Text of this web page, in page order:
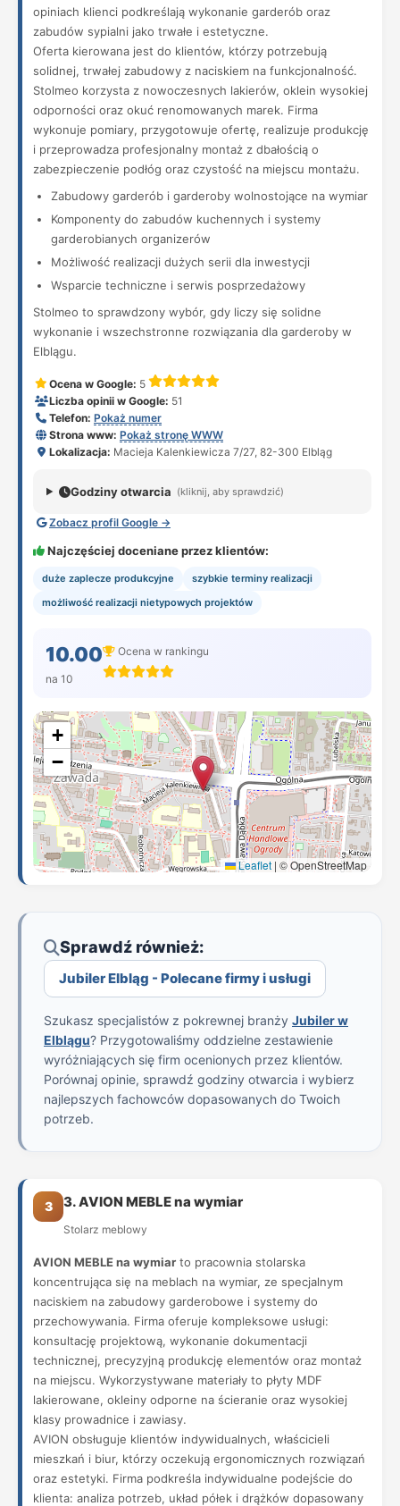
opiniach klienci podkreślają wykonanie garderób oraz
zabudów sypialni jako trwałe i estetyczne.
Oferta kierowana jest do klientów, którzy potrzebują
solidnej, trwałej zabudowy z naciskiem na funkcjonalność.
Stolmeo korzysta z nowoczesnych lakierów, oklein wysokiej
odporności oraz okuć renomowanych marek. Firma
wykonuje pomiary, przygotowuje ofertę, realizuje produkcję
i przeprowadza profesjonalny montaż z dbałością o
zabezpieczenie podłóg oraz czystość na miejscu montażu.
Zabudowy garderób i garderoby wolnostojące na wymiar
Komponenty do zabudów kuchennych i systemy
garderobianych organizerów
Możliwość realizacji dużych serii dla inwestycji
Wsparcie techniczne i serwis posprzedażowy
Stolmeo to sprawdzony wybór, gdy liczy się solidne
wykonanie i wszechstronne rozwiązania dla garderoby w
Elblągu.
Ocena w Google: 5
Liczba opinii w Google: 51
Telefon: Pokaż numer
Strona www: Pokaż stronę WWW
Lokalizacja: Macieja Kalenkiewicza 7/27, 82-300 Elbląg
Godziny otwarcia (kliknij, aby sprawdzić)
Zobacz profil Google →
Najczęściej doceniane przez klientów:
duże zaplecze produkcyjne
szybkie terminy realizacji
możliwość realizacji nietypowych projektów
10.00
na 10
Ocena w rankingu
+
−
Leaflet | © OpenStreetMap
Sprawdź również:
Jubiler Elbląg - Polecane firmy i usługi
Szukasz specjalistów z pokrewnej branży Jubiler w
Elblągu? Przygotowaliśmy oddzielne zestawienie
wyróżniających się firm ocenionych przez klientów.
Porównaj opinie, sprawdź godziny otwarcia i wybierz
najlepszych fachowców dopasowanych do Twoich
potrzeb.
3 3. AVION MEBLE na wymiar
Stolarz meblowy
AVION MEBLE na wymiar to pracownia stolarska
koncentrująca się na meblach na wymiar, ze specjalnym
naciskiem na zabudowy garderobowe i systemy do
przechowywania. Firma oferuje kompleksowe usługi:
konsultację projektową, wykonanie dokumentacji
technicznej, precyzyjną produkcję elementów oraz montaż
na miejscu. Wykorzystywane materiały to płyty MDF
lakierowane, okleiny odporne na ścieranie oraz wysokiej
klasy prowadnice i zawiasy.
AVION obsługuje klientów indywidualnych, właścicieli
mieszkań i biur, którzy oczekują ergonomicznych rozwiązań
oraz estetyki. Firma podkreśla indywidualne podejście do
klienta: analiza potrzeb, układ półek i drążków dopasowany